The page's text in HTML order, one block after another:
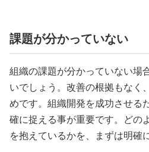
課題が分かっていない
組織の課題が分かっていない場
いでしょう。改善の根拠もなく
めです。組織開発を成功させる
確に捉える事が重要です。どの
を抱えているかを、まずは明確